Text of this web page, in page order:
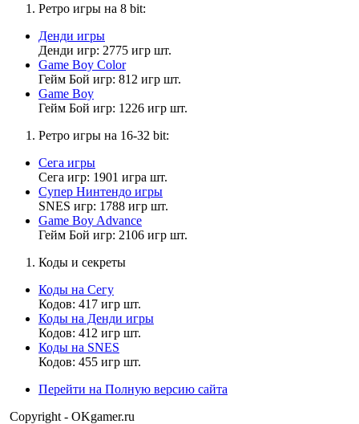
Дэволюциский
22:16:52
А ладно. Я спать.
22:14:52
Дэволюциский,
Где? Почему?
Дэволюциский
Дэволюциский
22:02:42
Ретро игры на 8 bit:
Денди игры
Денди игр: 2775 игр шт.
Game Boy Color
Гейм Бой игр: 812 игр шт.
Game Boy
Гейм Бой игр: 1226 игр шт.
Ретро игры на 16-32 bit:
Сега игры
Сега игр: 1901 игра шт.
Супер Нинтендо игры
SNES игр: 1788 игр шт.
Game Boy Advance
Гейм Бой игр: 2106 игр шт.
Коды и секреты
Коды на Сегу
Кодов: 417 игр шт.
Коды на Денди игры
Кодов: 412 игр шт.
Коды на SNES
Кодов: 455 игр шт.
Перейти на Полную версию сайта
Copyright - OKgamer.ru